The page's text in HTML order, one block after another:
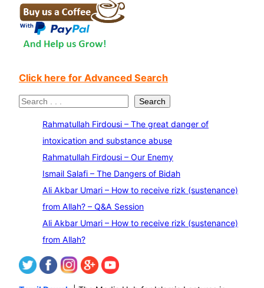
Click here for Advanced Search
S
Search
Rahmatullah Firdousi – The great danger of
intoxication and substance abuse
Rahmatullah Firdousi – Our Enemy
Ismail Salafi – The Dangers of Bidah
Ali Akbar Umari – How to receive rizk (sustenance)
from Allah? – Q&A Session
Ali Akbar Umari – How to receive rizk (sustenance)
from Allah?